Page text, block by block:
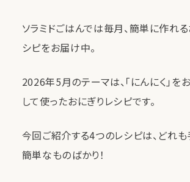
ソラミドごはんでは毎月、簡単に作れ
シピをお届け中。
2026年5月のテーマは、「にんにく」を
して使ったおにぎりレシピです。
今回ご紹介する4つのレシピは、どれ
簡単なものばかり！